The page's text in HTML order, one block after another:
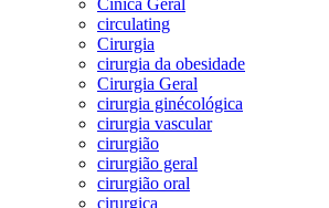
circulating
Cirurgia
cirurgia da obesidade
Cirurgia Geral
cirurgia ginécológica
cirurgia vascular
cirurgião
cirurgião geral
cirurgião oral
cirurgica